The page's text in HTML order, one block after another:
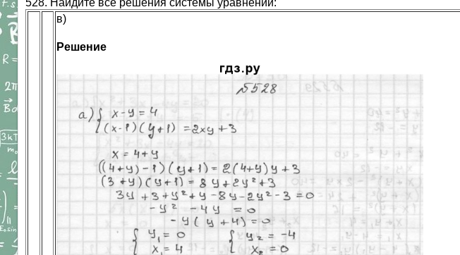
528. Найдите все решения системы уравнений:
в)
Решение